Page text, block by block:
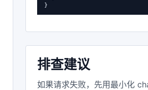
}
排查建议
如果请求失败，先用最小化